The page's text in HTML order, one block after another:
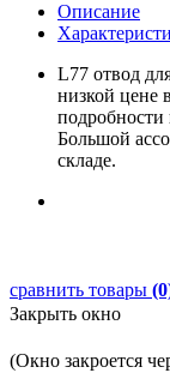
Описание
L77 отвод
низкой цене
подробности
Большой
складе.
сравнить товары
Закрыть окно
(Окно закроется